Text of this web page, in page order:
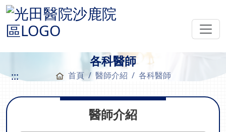
各科醫師
::: 首頁 醫師介紹 各科醫師
醫師介紹